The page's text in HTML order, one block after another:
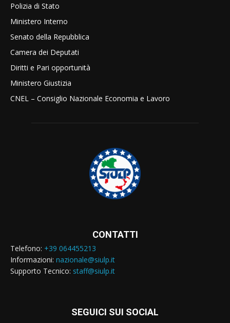
Polizia di Stato
Ministero Interno
Senato della Repubblica
Camera dei Deputati
Diritti e Pari opportunità
Ministero Giustizia
CNEL – Consiglio Nazionale Economia e Lavoro
CONTATTI
Telefono: +39 064455213
Informazioni: nazionale@siulp.it
Supporto Tecnico: staff@siulp.it
SEGUICI SUI SOCIAL